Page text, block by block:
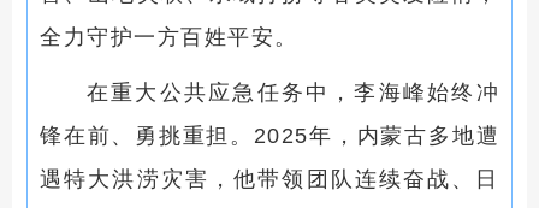
全力守护一方百姓平安。
在重大公共应急任务中，李海峰始终冲
锋在前、勇挑重担。2025年，内蒙古多地遭
遇特大洪涝灾害，他带领团队连续奋战、日